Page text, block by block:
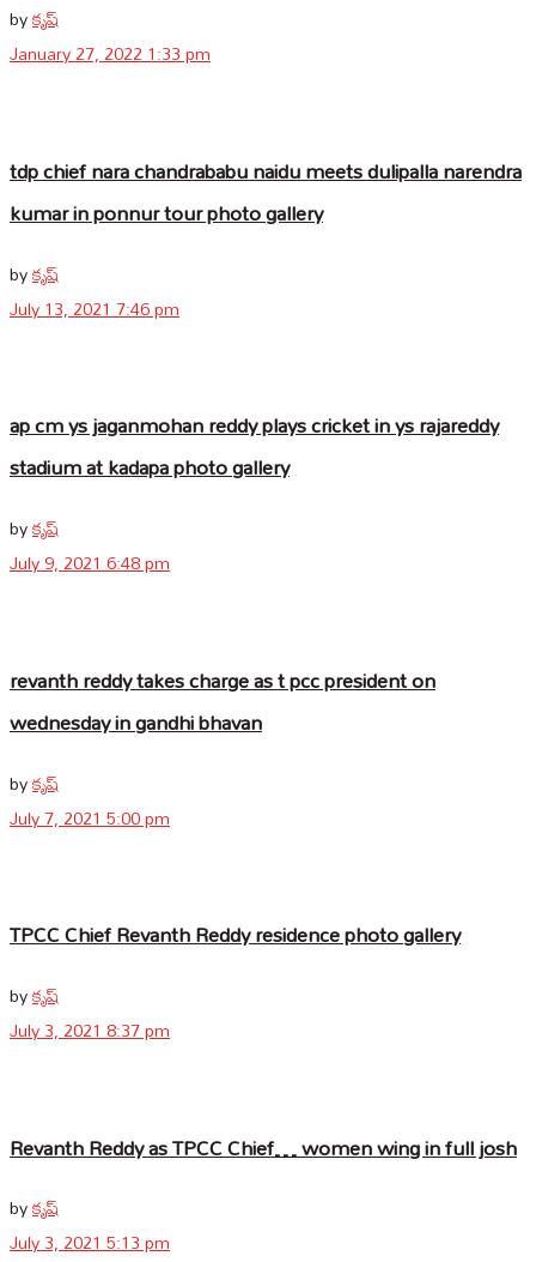
byకృష్
January 27, 2022 1:33 pm
tdp chief nara chandrababu naidu meets dulipalla narendra
kumar in ponnur tour photo gallery
byకృష్
July 13, 2021 7:46 pm
ap cm ys jaganmohan reddy plays cricket in ys rajareddy
stadium at kadapa photo gallery
byకృష్
July 9, 2021 6:48 pm
revanth reddy takes charge as t pcc president on
wednesday in gandhi bhavan
byకృష్
July 7, 2021 5:00 pm
TPCC Chief Revanth Reddy residence photo gallery
byకృష్
July 3, 2021 8:37 pm
Revanth Reddy as TPCC Chief… women wing in full josh
byకృష్
July 3, 2021 5:13 pm